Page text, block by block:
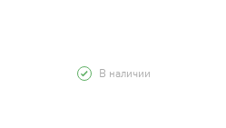
В наличии